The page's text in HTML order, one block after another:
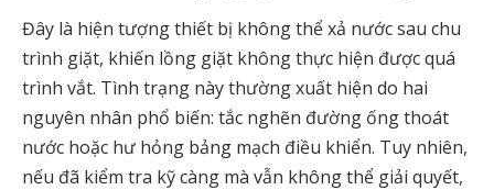
Đây là hiện tượng thiết bị không thể xả nước sau chu
trình giặt, khiến lồng giặt không thực hiện được quá
trình vắt. Tình trạng này thường xuất hiện do hai
nguyên nhân phổ biến: tắc nghẽn đường ống thoát
nước hoặc hư hỏng bảng mạch điều khiển. Tuy nhiên,
nếu đã kiểm tra kỹ càng mà vẫn không thể giải quyết,